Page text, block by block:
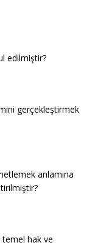
edilmiştir?
gerçekleştirmek
anlamına
temel hak ve